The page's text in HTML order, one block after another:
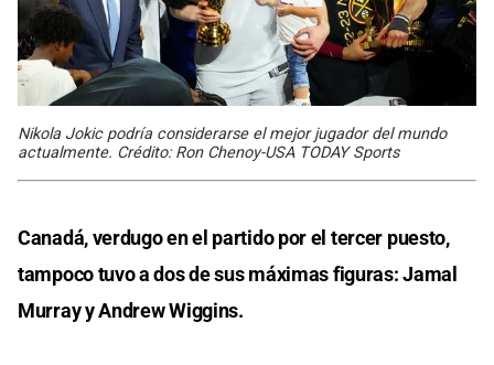
Nikola Jokic podría considerarse el mejor jugador del mundo
actualmente. Crédito: Ron Chenoy-USA TODAY Sports
Canadá, verdugo en el partido por el tercer puesto,
tampoco tuvo a dos de sus máximas figuras: Jamal
Murray y Andrew Wiggins.